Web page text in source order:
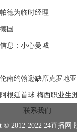
德为临时经理
国
息：小心曼城
南约翰逊缺席克罗地
根廷首球 梅西职业生
联系我们
© 2012-2022 24直播网